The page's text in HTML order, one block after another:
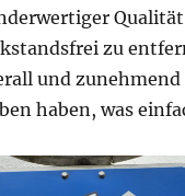
zu
und
haben, was